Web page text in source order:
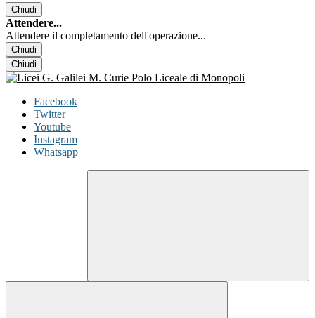
Chiudi
Attendere...
Attendere il completamento dell'operazione...
Chiudi
Chiudi
Facebook
Twitter
Youtube
Instagram
Whatsapp